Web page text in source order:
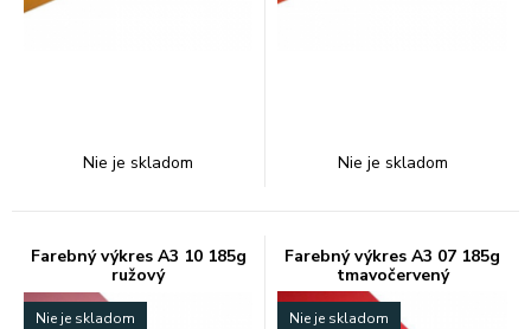
Nie je skladom Nie je skladom
Farebný výkres A3 10 185g
ružový
Nie je skladom
Farebný výkres A3 07 185g
tmavočervený
Nie je skladom